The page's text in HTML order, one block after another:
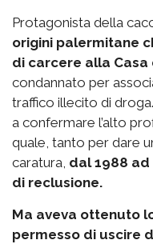
Protagonista della
origini palermitane
di carcere alla Casa
condannato per
traffico illecito di
a confermare l’alto
quale, tanto per dare
caratura, dal 1988 ad
di reclusione.
Ma aveva ottenuto
permesso di uscire